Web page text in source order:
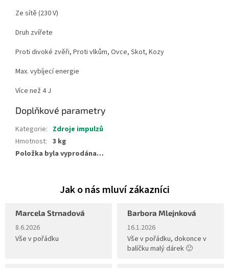
Ze sítě (230 V)
Druh zvířete
Proti divoké zvěři, Proti vlkům, Ovce, Skot, Kozy
Max. vybíjecí energie
Více než 4 J
Doplňkové parametry
Kategorie: Zdroje impulzů
Hmotnost: 3 kg
Položka byla vyprodána…
Marcela Strnadová
Hodnocení obchodu je 5 z 5 hvězdiček.
8.6.2026
Vše v pořádku
Barbora Mlejnková
Hodnocení obchodu je 5 z 5
16.1.2026
Vše v pořádku, dokonce v
balíčku malý dárek 🙂